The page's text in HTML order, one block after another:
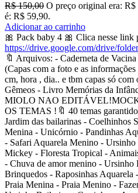
R$150,00 O preço original era: R$
é: R$ 59,90.
Adicionar ao carrinho
🎀 Pack baby 4 🎀 Clica nesse link
https://drive.google.com/drive/
🔖 Arquivos: - Caderneta de
(Capas com a foto e as
cm, hora , dia.. e tbm capas só
Gêmeos - Livro Memórias da
MIOLO NAO
OS TEMAS !🔖 40 temas
Jardim das bailarinas - Coelhinhos
Menina - Unicórnio - Pandinhas
- Safari Aquarela Menino -
Mickey - Floresta Tropical -
- Chuva de amor menino - Ursinho
Brinquedos - Raposinhas
Praia Menina - Praia Menino -